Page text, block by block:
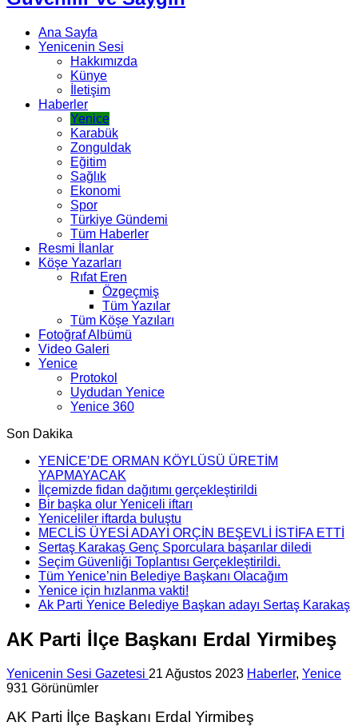
Ana Sayfa
Yenicenin Sesi
Hakkımızda
Künye
İletişim
Haberler
Yenice
Karabük
Zonguldak
Eğitim
Sağlık
Ekonomi
Spor
Türkiye Gündemi
Tüm Haberler
Resmi İlanlar
Köşe Yazarları
Rıfat Eren
Özgeçmiş
Tüm Yazılar
Tüm Köşe Yazıları
Fotoğraf Albümü
Video Galeri
Yenice
Protokol
Uydudan Yenice
Yenice 360
Son Dakika
YENİCE’DE ORMAN KÖYLÜSÜ ÜRETİM
YAPMAYACAK
İlçemizde fidan dağıtımı gerçekleştirildi
Bir başka olur Yeniceli iftarı
Yeniceliler iftarda buluştu
MECLİS ÜYESİ ADAYI ORÇİN BEŞEVLİ İSTİFA ETTİ
Sertaş Karakaş Genç Sporculara başarılar diledi
Seçim Güvenliği Toplantısı Gerçekleştirildi.
Tüm Yenice’nin Belediye Başkanı Olacağım
Yenice için hızlanma vakti!
Ak Parti Yenice Belediye Başkan adayı Sertaş Karakaş
AK Parti İlçe Başkanı Erdal Yirmibeş
Yenicenin Sesi Gazetesi 21 Ağustos 2023 Haberler, Yenice
931 Görünümler
AK Parti İlçe Başkanı Erdal Yirmibeş